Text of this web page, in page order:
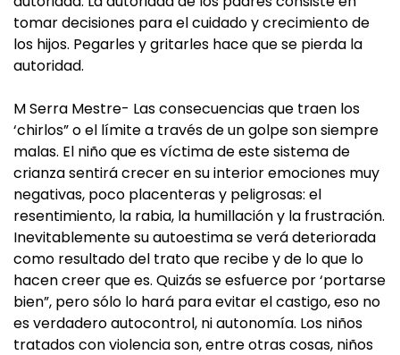
tomar decisiones para el cuidado y crecimiento de
los hijos. Pegarles y gritarles hace que se pierda la
autoridad.
M Serra Mestre- Las consecuencias que traen los
‘chirlos” o el límite a través de un golpe son siempre
malas. El niño que es víctima de este sistema de
crianza sentirá crecer en su interior emociones muy
negativas, poco placenteras y peligrosas: el
resentimiento, la rabia, la humillación y la frustración.
Inevitablemente su autoestima se verá deteriorada
como resultado del trato que recibe y de lo que lo
hacen creer que es. Quizás se esfuerce por ‘portarse
bien”, pero sólo lo hará para evitar el castigo, eso no
es verdadero autocontrol, ni autonomía. Los niños
tratados con violencia son, entre otras cosas, niños